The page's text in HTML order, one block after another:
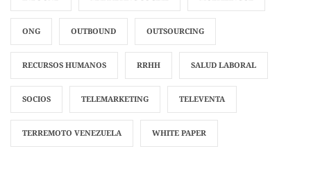
ONG OUTBOUND OUTSOURCING
RECURSOS HUMANOS RRHH SALUD LABORAL
SOCIOS TELEMARKETING TELEVENTA
TERREMOTO VENEZUELA WHITE PAPER